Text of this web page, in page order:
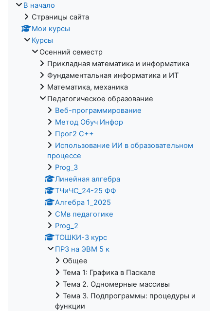
В начало
Страницы сайта
Мои курсы
Курсы
Осенний семестр
Прикладная математика и информатика
Фундаментальная информатика и ИТ
Математика, механика
Педагогическое образование
Веб-программирование
Метод Обуч Инфор
Прог2 С++
Использование ИИ в образовательном
процессе
Prog_3
Линейная алгебра
ТЧиЧС_24-25 ФФ
Алгебра 1_2025
СМв педагогике
Prog_2
ТОШКИ-3 курс
ПРЗ на ЭВМ 5 к
Общее
Тема 1: Графика в Паскале
Тема 2. Одномерные массивы
Тема 3. Подпрограммы: процедуры и
функции